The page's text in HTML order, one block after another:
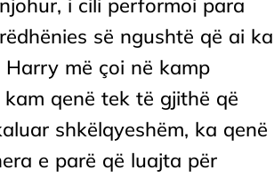
i cili performoi para
së ngushtë që ai ka
më çoi në kamp
qenë tek të gjithë që
shkëlqyeshëm, ka qenë
e parë që luajta për